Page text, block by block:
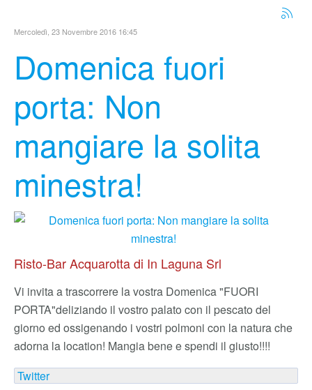
Mercoledì, 23 Novembre 2016 16:45
Domenica fuori
porta: Non
mangiare la solita
minestra!
Risto-Bar Acquarotta di In Laguna Srl
Vi invita a trascorrere la vostra Domenica "FUORI
PORTA"deliziando il vostro palato con il pescato del
giorno ed ossigenando i vostri polmoni con la natura che
adorna la location! Mangia bene e spendi il giusto!!!!
Twitter